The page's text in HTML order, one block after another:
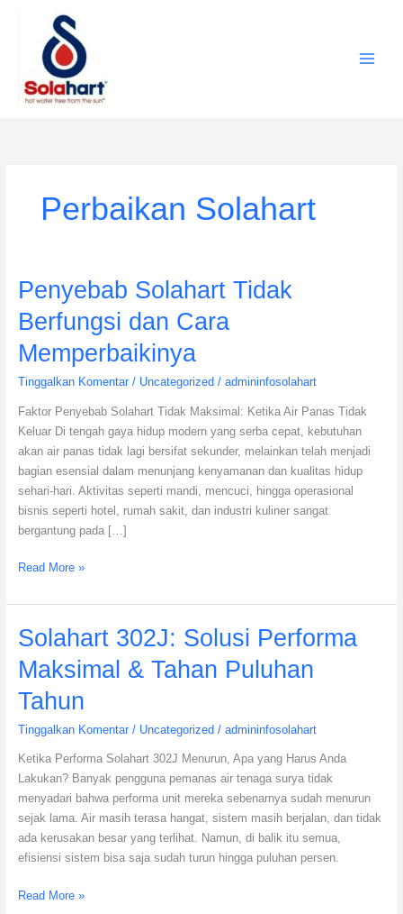
Perbaikan Solahart
Penyebab Solahart Tidak
Berfungsi dan Cara
Memperbaikinya
Tinggalkan Komentar / Uncategorized / admininfosolahart
Faktor Penyebab Solahart Tidak Maksimal: Ketika Air Panas Tidak
Keluar Di tengah gaya hidup modern yang serba cepat, kebutuhan
akan air panas tidak lagi bersifat sekunder, melainkan telah menjadi
bagian esensial dalam menunjang kenyamanan dan kualitas hidup
sehari-hari. Aktivitas seperti mandi, mencuci, hingga operasional
bisnis seperti hotel, rumah sakit, dan industri kuliner sangat
bergantung pada […]
Penyebab
Solahart
Tidak
Berfungsi
dan
Cara
Read More »
Solahart 302J: Solusi Performa
Maksimal & Tahan Puluhan
Tahun
Tinggalkan Komentar / Uncategorized/ admininfosolahart
Ketika Performa Solahart 302J Menurun, Apa yang Harus Anda
Lakukan? Banyak pengguna pemanas air tenaga surya tidak
menyadari bahwa performa unit mereka sebenarnya sudah menurun
sejak lama. Air masih terasa hangat, sistem masih berjalan, dan tidak
ada kerusakan besar yang terlihat. Namun, di balik itu semua,
efisiensi sistem bisa saja sudah turun hingga puluhan persen.
Solahart
302J:
Solusi
Performa
Maksimal
&
Read More »